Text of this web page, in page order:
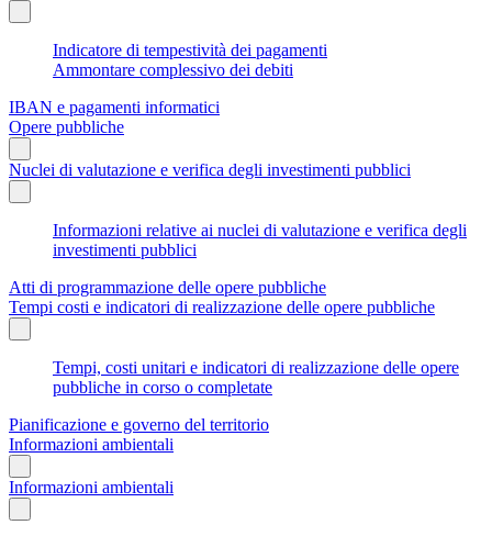
Indicatore di tempestività dei pagamenti
Ammontare complessivo dei debiti
IBAN e pagamenti informatici
Opere pubbliche
Nuclei di valutazione e verifica degli investimenti pubblici
Informazioni relative ai nuclei di valutazione e verifica degli
investimenti pubblici
Atti di programmazione delle opere pubbliche
Tempi costi e indicatori di realizzazione delle opere pubbliche
Tempi, costi unitari e indicatori di realizzazione delle opere
pubbliche in corso o completate
Pianificazione e governo del territorio
Informazioni ambientali
Informazioni ambientali